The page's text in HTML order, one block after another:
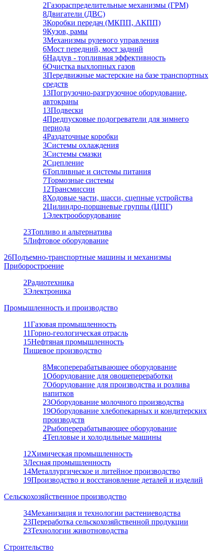
2Газораспределительные механизмы (ГРМ)
8Двигатели (ДВС)
3Коробки передач (МКПП, АКПП)
9Кузов, рамы
3Механизмы рулевого управления
6Мост передний, мост задний
6Наддув - топливная эффективность
6Очистка выхлопных газов
3Передвижные мастерские на базе транспортных
средств
13Погрузочно-разгрузочное оборудование,
автокраны
13Подвески
4Предпусковые подогреватели для зимнего
периода
4Раздаточные коробки
3Системы охлаждения
3Системы смазки
2Сцепление
6Топливные и системы питания
7Тормозные системы
12Трансмиссии
8Ходовые части, шасси, сцепные устройства
2Цилиндро-поршневые группы (ЦПГ)
1Электрооборудование
23Топливо и альтернатива
5Лифтовое оборудование
26Подъемно-транспортные машины и механизмы
Приборостроение
2Радиотехника
3Электроника
Промышленность и производство
11Газовая промышленность
11Горно-геологическая отрасль
15Нефтяная промышленность
Пищевое производство
8Мясоперерабатывающее оборудование
1Оборудование для овощепереработки
7Оборудование для производства и розлива
напитков
23Оборудование молочного производства
19Оборудование хлебопекарных и кондитерских
производств
2Рыбоперерабатывающее оборудование
4Тепловые и холодильные машины
12Химическая промышленность
3Лесная промышленность
14Металлургическое и литейное производство
19Производство и восстановление деталей и изделий
Сельскохозяйственное производство
34Механизация и технологии растениеводства
23Переработка сельскохозяйственной продукции
23Технологии животноводства
Строительство